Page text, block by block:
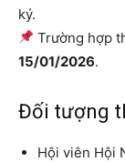
ký.
Trường hợp
15/01/2026.
Đối tượng
Hội viên Hội